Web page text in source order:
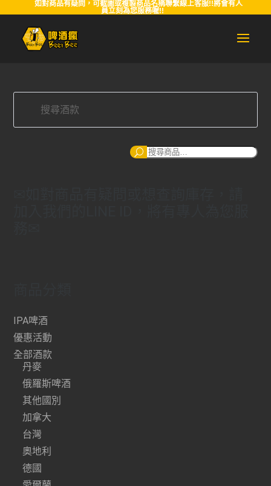
如對商品有疑問，可截圖或複製商品名稱聯繫線上客服!!將會有人
員立刻為您服務喔!!
搜
IPA啤酒
優惠活動
全部酒款
丹麥
俄羅斯啤酒
其他國別
加拿大
台灣
奧地利
德國